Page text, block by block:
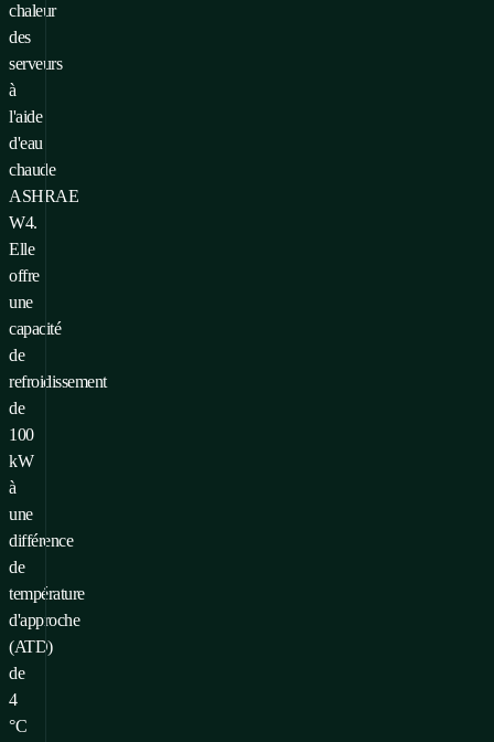
chaleur
des
serveurs
à
l'aide
d'eau
chaude
ASHRAE
W4.
Elle
offre
une
capacité
de
refroidissement
de
100
kW
à
une
différence
de
température
d'approche
(ATD)
de
4
°C